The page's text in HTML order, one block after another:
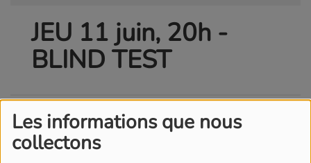
Les informations que nous
collectons
JEU 11 juin, 20h -
BLIND TEST